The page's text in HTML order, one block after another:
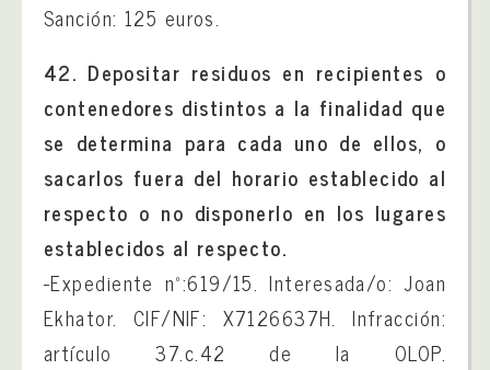
Sanción: 125 euros.
42. Depositar residuos en recipientes o
contenedores distintos a la finalidad que
se determina para cada uno de ellos, o
sacarlos fuera del horario establecido al
respecto o no disponerlo en los lugares
establecidos al respecto.
-Expediente nº:619/15. Interesada/o: Joan
Ekhator. CIF/NIF: X7126637H. Infracción:
artículo 37.c.42 de la OLOP.